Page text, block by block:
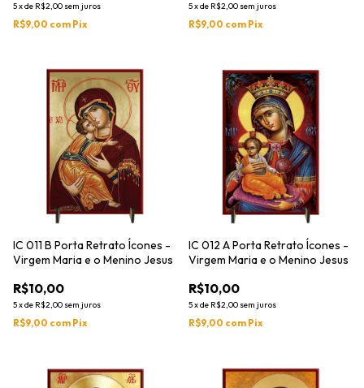
5xde R$2,00 sem juros
R$9,00 com Pix
5xde R$2,00 sem juros
R$9,00 com Pix
IC 011 B Porta Retrato Ícones -
Virgem Maria e o Menino Jesus
R$10,00
5xde R$2,00 sem juros
R$9,00 com Pix
IC 012 A Porta Retrato Ícones -
Virgem Maria e o Menino Jesus
R$10,00
5xde R$2,00 sem juros
R$9,00 com Pix